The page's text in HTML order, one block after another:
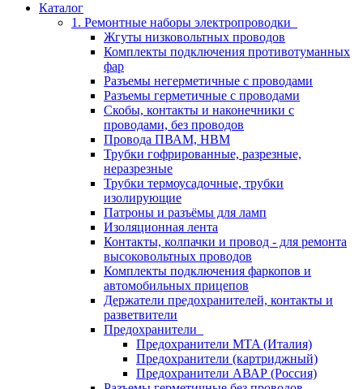
Каталог
1. Ремонтные наборы электропроводки
Жгуты низковольтных проводов
Комплекты подключения противотуманных
фар
Разъемы негерметичные с проводами
Разъемы герметичные с проводами
Скобы, контакты и наконечники с
проводами, без проводов
Провода ПВАМ, НВМ
Трубки гофрированные, разрезные,
неразрезные
Трубки термоусадочные, трубки
изолирующие
Патроны и разъёмы для ламп
Изоляционная лента
Контакты, колпачки и провод - для ремонта
высоковольтных проводов
Комплекты подключения фаркопов и
автомобильных прицепов
Держатели предохранителей, контакты и
разветвители
Предохранители
Предохранители MTA (Италия)
Предохранители (картриджный)
Предохранители АВАР (Россия)